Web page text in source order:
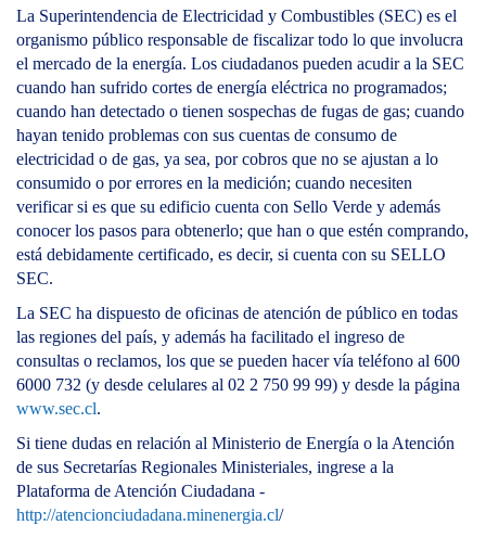
La Superintendencia de Electricidad y Combustibles (SEC) es el
organismo público responsable de fiscalizar todo lo que involucra
el mercado de la energía. Los ciudadanos pueden acudir a la SEC
cuando han sufrido cortes de energía eléctrica no programados;
cuando han detectado o tienen sospechas de fugas de gas; cuando
hayan tenido problemas con sus cuentas de consumo de
electricidad o de gas, ya sea, por cobros que no se ajustan a lo
consumido o por errores en la medición; cuando necesiten
verificar si es que su edificio cuenta con Sello Verde y además
conocer los pasos para obtenerlo; que han o que estén comprando,
está debidamente certificado, es decir, si cuenta con su SELLO
SEC.
La SEC ha dispuesto de oficinas de atención de público en todas
las regiones del país, y además ha facilitado el ingreso de
consultas o reclamos, los que se pueden hacer vía teléfono al 600
6000 732 (y desde celulares al 02 2 750 99 99) y desde la página
www.sec.cl.
Si tiene dudas en relación al Ministerio de Energía o la Atención
de sus Secretarías Regionales Ministeriales, ingrese a la
Plataforma de Atención Ciudadana -
http://atencionciudadana.minenergia.cl/